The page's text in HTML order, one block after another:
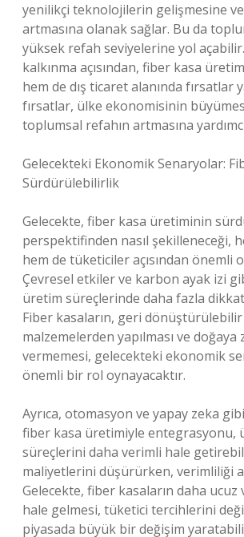
yenilikçi teknolojilerin gelişmesine
artmasına olanak sağlar. Bu da
yüksek refah seviyelerine yol
kalkınma açısından, fiber kasa
hem de dış ticaret alanında fırsatlar
fırsatlar, ülke ekonomisinin
toplumsal refahın artmasına
Gelecekteki Ekonomik Senaryolar:
Sürdürülebilirlik
Gelecekte, fiber kasa üretiminin
perspektifinden nasıl şekilleneceği,
hem de tüketiciler açısından önemli
Çevresel etkiler ve karbon ayak izi
üretim süreçlerinde daha fazla
Fiber kasaların, geri dönüştürülebilir
malzemelerden yapılması ve doğaya
vermemesi, gelecekteki ekonomik
önemli bir rol oynayacaktır.
Ayrıca, otomasyon ve yapay zeka
fiber kasa üretimiyle entegrasyonu,
süreçlerini daha verimli hale
maliyetlerini düşürürken, verimliliği
Gelecekte, fiber kasaların daha ucuz
hale gelmesi, tüketici tercihlerini
piyasada büyük bir değişim